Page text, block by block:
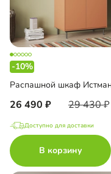
-10%
Распашной шкаф
26 490 29 430
Доступно для доставки
В корзину